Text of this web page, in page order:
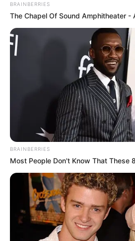
BRAINBERRIES
The Chapel Of Sound Amphitheater -
BRAINBERRIES
Most People Don't Know That These